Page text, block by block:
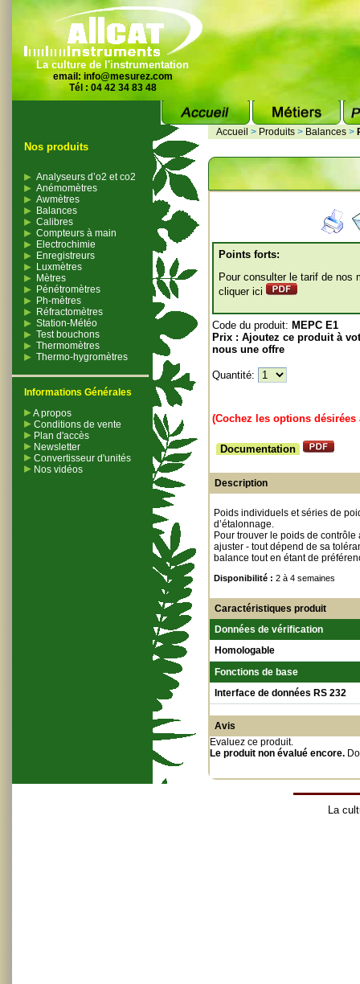
La culture de l'instrumentation
email: info@mesurez.com
Tél : 04 42 34 83 48
Nos produits
Analyseurs d’o2 et co2
Anémomètres
Awmètres
Balances
Calibres
Compteurs à main
Electrochimie
Enregistreurs
Luxmètres
Mètres
Pénétromètres
Ph-mètres
Réfractomètres
Station-Météo
Test bouchons
Thermomètres
Thermo-hygromètres
Informations Générales
A propos
Conditions de vente
Plan d'accès
Newsletter
Convertisseur d'unités
Nos vidéos
Accueil > Produits > Balances >
Points forts:
Pour consulter le tarif de nos
cliquer ici
Code du produit: MEPC E1
Prix : Ajoutez ce produit à
nous une offre
Quantité:
(Cochez les options
Documentation
Description
Poids individuels et séries de
d’étalonnage.
Pour trouver le poids de
ajuster - tout dépend de sa
balance tout en étant de
Disponibilité : 2 à 4 semaines
Caractéristiques produit
Données de vérification
Homologable
Fonctions de base
Interface de données RS 232
Avis
Evaluez ce produit.
Le produit non évalué encore.
La